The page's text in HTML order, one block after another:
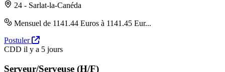
24 - Sarlat-la-Canéda
Mensuel de 1141.44 Euros à 1141.45 Eur...
Postuler
CDD il y a 5 jours
Serveur/Serveuse (H/F)